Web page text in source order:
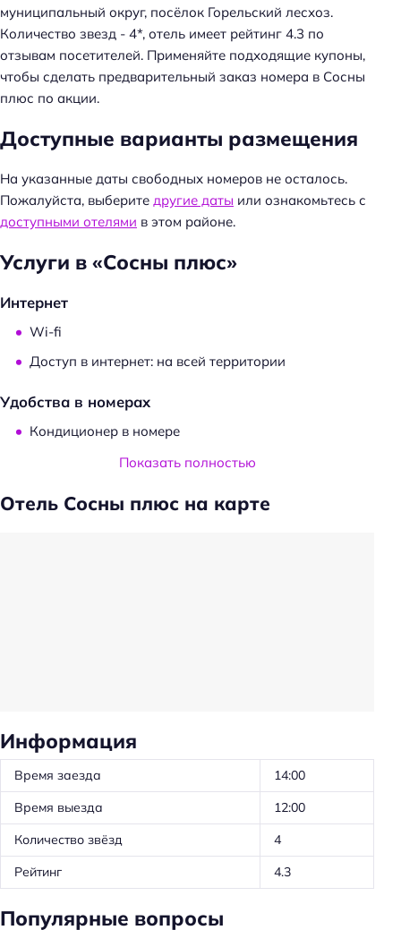
муниципальный округ, посёлок Горельский лесхоз.
Количество звезд - 4*, отель имеет рейтинг 4.3 по
отзывам посетителей. Применяйте подходящие купоны,
чтобы сделать предварительный заказ номера в Сосны
плюс по акции.
Доступные варианты размещения
На указанные даты свободных номеров не осталось.
Пожалуйста, выберите другие даты или ознакомьтесь с
доступными отелями в этом районе.
Услуги в «Сосны плюс»
Интернет
Wi-fi
Доступ в интернет: на всей территории
Удобства в номерах
Кондиционер в номере
Спорт и развлечения
Бассейн
Показать полностью
Отель Сосны плюс на карте
Информация
Время заезда
14:00
Время выезда
12:00
Количество звёзд
4
Рейтинг
4.3
Популярные вопросы